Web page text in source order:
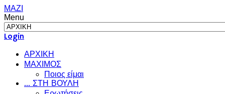
ΜΑΖΙ
Menu
Login
ΑΡΧΙΚΗ
ΜΑΧΙΜΟΣ
Ποιος είμαι
... ΣΤΗ ΒΟΥΛΗ